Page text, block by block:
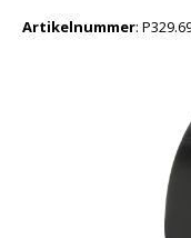
Artikelnummer: